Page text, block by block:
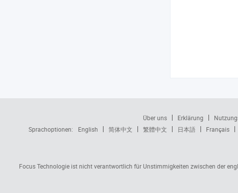
Über uns Erklärung
Sprachoptionen:
English 简体中文 繁體中文 日本語 Français
Focus Technologie ist nicht verantwortlich für Unstimmigkeiten zwischen der